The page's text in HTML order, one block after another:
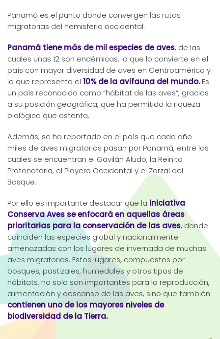
Panamá es el punto donde convergen las rutas
migratorias del hemisferio occidental.
Panamá tiene más de mil especies de aves, de las
cuales unas 12 son endémicas, lo que lo convierte en el
país con mayor diversidad de aves en Centroamérica y
lo que representa el 10% de la avifauna del mundo.Es
un país reconocido como “hábitat de las aves”, gracias
a su posición geográfica, que ha permitido la riqueza
biológica que ostenta.
Además, se ha reportado en el país que cada año
miles de aves migratorias pasan por Panamá, entre las
cuales se encuentran el Gavilán Aludo, la Reinita
Protonotaria, el Playero Occidental y el Zorzal del
Bosque.
Por ello es importante destacar que la iniciativa
Conserva Aves se enfocará en aquellas áreas
prioritarias para la conservación de las aves, donde
coinciden las especies global y nacionalmente
amenazadas con los lugares de invernada de muchas
aves migratorias. Estos lugares, compuestos por
bosques, pastizales, humedales y otros tipos de
hábitats, no solo son importantes para la reproducción,
alimentación y descanso de las aves, sino que también
contienen uno de los mayores niveles de
biodiversidad de la Tierra.